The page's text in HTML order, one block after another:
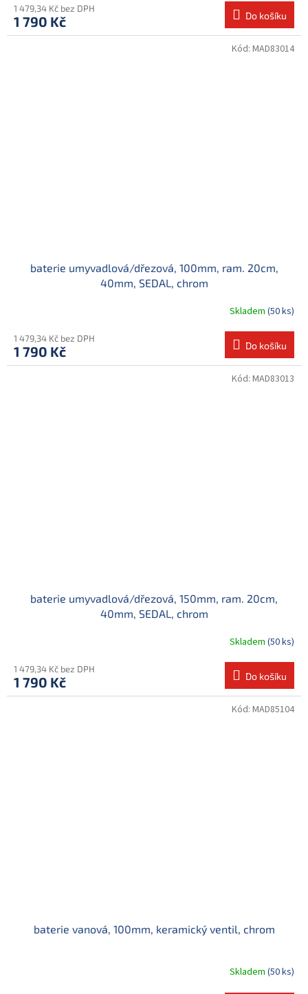
1 479,34 Kč bez DPH
1 790 Kč Do košíku
baterie umyvadlová/dřezová, 100mm, ram. 20cm,
40mm, SEDAL, chrom
Skladem (50 ks)
1 479,34 Kč bez DPH
1 790 Kč Do košíku
Kód: MAD83014
baterie umyvadlová/dřezová, 150mm, ram. 20cm,
40mm, SEDAL, chrom
Skladem (50 ks)
1 479,34 Kč bez DPH
1 790 Kč Do košíku
Kód: MAD83013
baterie vanová, 100mm, keramický ventil, chrom
Skladem (50 ks)
Kód: MAD85104